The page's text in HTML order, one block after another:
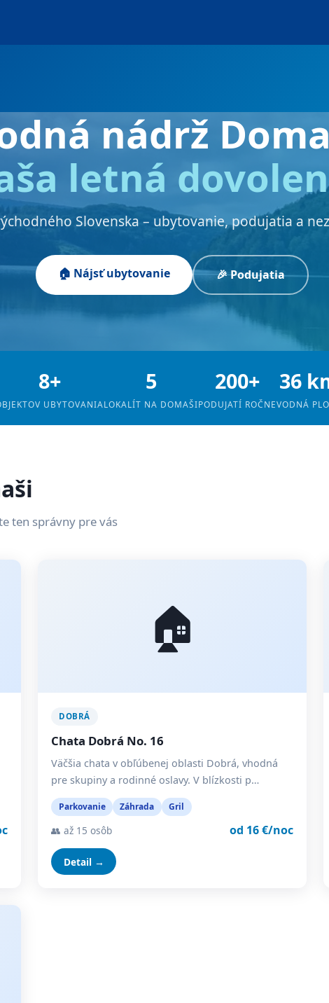
nádrž
letná
Slovenska – ubytovanie, podujatia a
🏠 Nájsť ubytovanie 🎉 Podujatia
8+
UBYTOVANIA
5
LOKALÍT NA DOMAŠI
200+
PODUJATÍ ROČNE
36
VODNÁ
ten správny pre vás
🏠
DOBRÁ
Chata Dobrá No. 16
Väčšia chata v obľúbenej oblasti Dobrá, vhodná
pre skupiny a rodinné oslavy. V blízkosti p…
Parkovanie Záhrada Gril
👥 až 15 osôb od 16 €/noc
Detail →